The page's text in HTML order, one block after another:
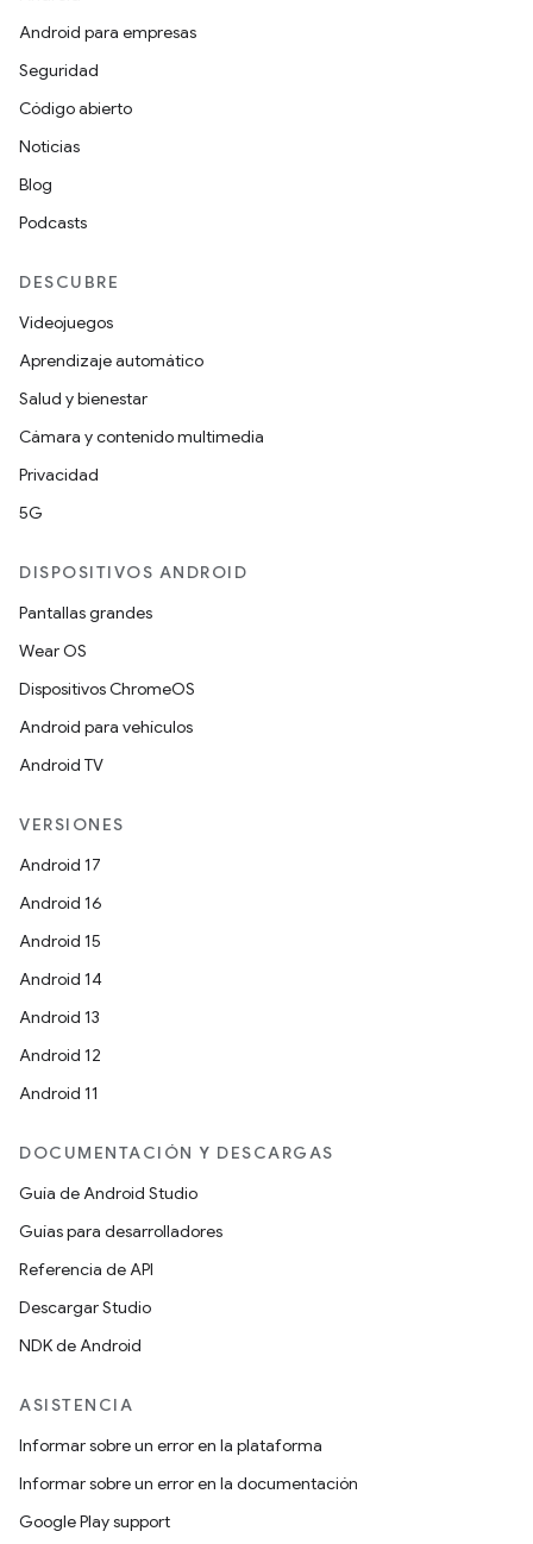
Android para empresas
Seguridad
Código abierto
Noticias
Blog
Podcasts
DESCUBRE
Videojuegos
Aprendizaje automático
Salud y bienestar
Cámara y contenido multimedia
Privacidad
5G
DISPOSITIVOS ANDROID
Pantallas grandes
Wear OS
Dispositivos ChromeOS
Android para vehículos
Android TV
VERSIONES
Android 17
Android 16
Android 15
Android 14
Android 13
Android 12
Android 11
DOCUMENTACIÓN Y DESCARGAS
Guía de Android Studio
Guías para desarrolladores
Referencia de API
Descargar Studio
NDK de Android
ASISTENCIA
Informar sobre un error en la plataforma
Informar sobre un error en la documentación
Google Play support